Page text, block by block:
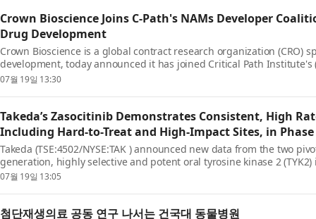
Crown Bioscience Joins C-Path's NAMs Developer
Drug Development
Crown Bioscience is a global contract research organization (CRO)
development, today announced it has joined Critical Path
Coalition (NAMs-DC), a...
07월 19일 13:30
Takeda’s Zasocitinib Demonstrates Consistent, High
Including Hard-to-Treat and High-Impact Sites, in Phase
Takeda (TSE:4502/NYSE:TAK ) announced new data from the two
generation, highly selective and potent oral tyrosine kinase 2
psoriasi...
07월 19일 13:05
첨단재생의료 공동 연구 나서는 건국대 동물병원